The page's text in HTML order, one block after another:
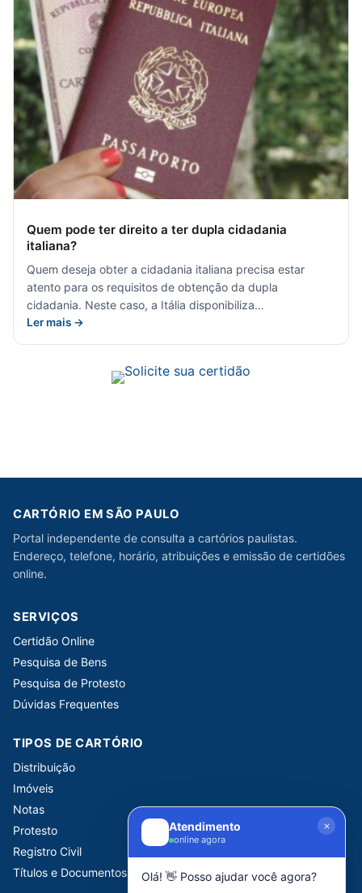
Quem pode ter direito a ter dupla cidadania
italiana?
Quem deseja obter a cidadania italiana precisa estar
atento para os requisitos de obtenção da dupla
cidadania. Neste caso, a Itália disponibiliza…
Ler mais →
CARTÓRIO EM SÃO PAULO
Portal independente de consulta a cartórios paulistas.
Endereço, telefone, horário, atribuições e emissão de certidões
online.
SERVIÇOS
Certidão Online
Pesquisa de Bens
Pesquisa de Protesto
Dúvidas Frequentes
TIPOS DE CARTÓRIO
Distribuição
Imóveis
Notas
Protesto
Registro Civil
Títulos e Documentos
Atendimento
online agora
Olá! 👋 Posso ajudar você agora?